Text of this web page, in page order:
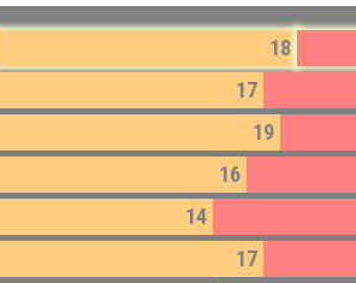
18
17
19
16
14
17